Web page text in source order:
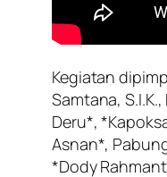
Kegiatan
Samtana,
Deru*,
Asnan*,
*Dody